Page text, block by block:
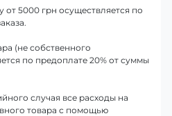
от 5000 грн осуществляется по
(не собственного
по предоплате 20% от суммы
случая все расходы на
товара с помощью